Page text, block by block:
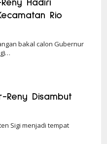
Hadiri
Rio
bakal calon Gubernur
Reny Disambut
Sigi menjadi tempat